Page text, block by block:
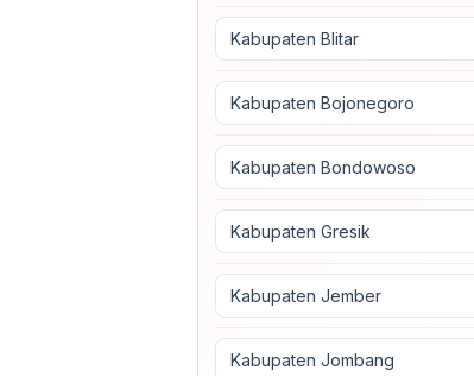
Kabupaten Blitar
Kabupaten Bojonegoro
Kabupaten Bondowoso
Kabupaten Gresik
Kabupaten Jember
Kabupaten Jombang